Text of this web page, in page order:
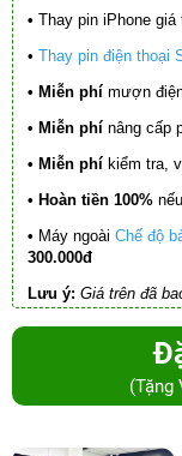
• Thay pin iPhone giá
• Thay pin điện thoại
• Miễn phí mượn
• Miễn phí nâng cấp
• Miễn phí kiểm tra,
• Hoàn tiền 100%
• Máy ngoài Chế độ
300.000đ
Lưu ý: Giá trên đã
(Tặng